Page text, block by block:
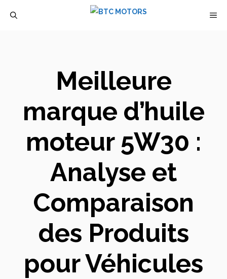
Meilleure
marque d’huile
moteur 5W30 :
Analyse et
Comparaison
des Produits
pour Véhicules